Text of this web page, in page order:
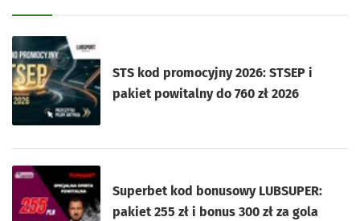
STS kod promocyjny 2026: STSEP i
pakiet powitalny do 760 zł 2026
Superbet kod bonusowy LUBSUPER:
pakiet 255 zł i bonus 300 zł za gola